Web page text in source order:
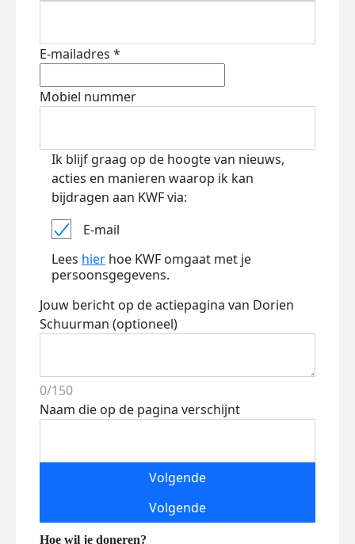
E-mailadres *
Mobiel nummer
Ik blijf graag op de hoogte van nieuws,
acties en manieren waarop ik kan
bijdragen aan KWF via:
E-mail
Lees hier hoe KWF omgaat met je
persoonsgegevens.
Jouw bericht op de actiepagina van Dorien
Schuurman (optioneel)
0/150
Naam die op de pagina verschijnt
Volgende
Volgende